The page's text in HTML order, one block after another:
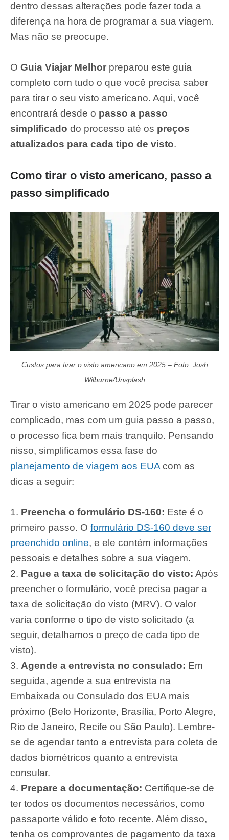
dentro dessas alterações pode fazer toda a
diferença na hora de programar a sua viagem.
Mas não se preocupe.
O Guia Viajar Melhor preparou este guia
completo com tudo o que você precisa saber
para tirar o seu visto americano. Aqui, você
encontrará desde o passo a passo
simplificado do processo até os preços
atualizados para cada tipo de visto.
Como tirar o visto americano, passo a
passo simplificado
Custos para tirar o visto americano em 2025 – Foto: Josh
Wilburne/Unsplash
Tirar o visto americano em 2025 pode parecer
complicado, mas com um guia passo a passo,
o processo fica bem mais tranquilo. Pensando
nisso, simplificamos essa fase do
planejamento de viagem aos EUA com as
dicas a seguir:
Preencha o formulário DS-160: Este é o
primeiro passo. O formulário DS-160 deve ser
preenchido online, e ele contém informações
pessoais e detalhes sobre a sua viagem.
Pague a taxa de solicitação do visto: Após
preencher o formulário, você precisa pagar a
taxa de solicitação do visto (MRV). O valor
varia conforme o tipo de visto solicitado (a
seguir, detalhamos o preço de cada tipo de
visto).
Agende a entrevista no consulado: Em
seguida, agende a sua entrevista na
Embaixada ou Consulado dos EUA mais
próximo (Belo Horizonte, Brasília, Porto Alegre,
Rio de Janeiro, Recife ou São Paulo). Lembre-
se de agendar tanto a entrevista para coleta de
dados biométricos quanto a entrevista
consular.
Prepare a documentação: Certifique-se de
ter todos os documentos necessários, como
passaporte válido e foto recente. Além disso,
tenha os comprovantes de pagamento da taxa